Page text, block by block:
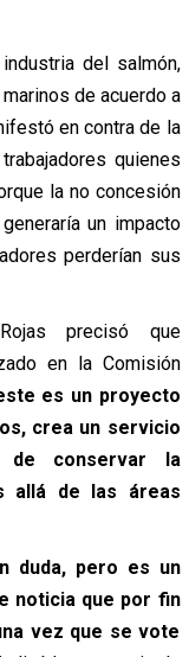
del salmón,
de acuerdo a
en contra de la
quienes
la no concesión
un impacto
perderían sus
precisó que
en la Comisión
es un proyecto
crea un servicio
conservar la
allá de las áreas
duda, pero es un
noticia que por fin
vez que se vote